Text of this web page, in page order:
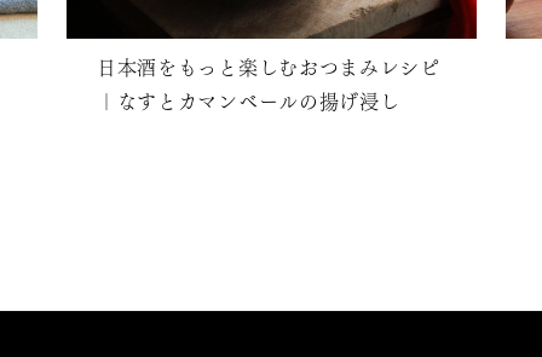
日本酒をもっと楽しむおつまみレシピ
｜なすとカマンベールの揚げ浸し